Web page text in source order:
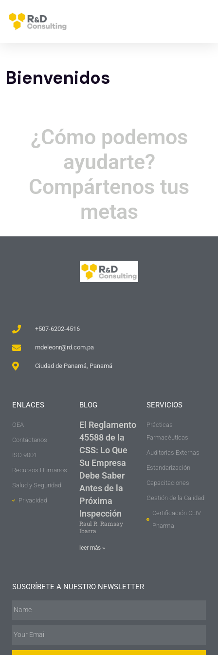
Bienvenidos
¿Cómo podemos
ayudarte?
Compártenos tus
metas
+507-6202-4516
mdeleonr@rd.com.pa
Ciudad de Panamá, Panamá
ENLACES
OEA
Contáctanos
ISO 9001
Recursos Humanos
Salud y Seguridad
Privacidad
BLOG
El Reglamento
45588 de la
CSS: Lo Que
Su Empresa
Debe Saber
Antes de la
Próxima
Inspección
Raul R. Ramsay
Ibarra
leer más »
SERVICIOS
Prácticas
Farmacéuticas
Auditorías Externas
Estandarización
Capacitaciones
Gestión de la Calidad
Certificación CEIV
Pharma
SUSCRÍBETE A NUESTRO NEWSLETTER